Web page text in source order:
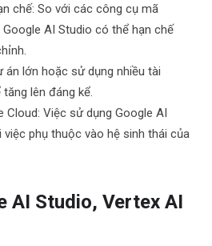
chế: So với các công cụ mã
AI Studio có thể hạn chế
án lớn hoặc sử dụng nhiều tài
lên đáng kể.
Cloud: Việc sử dụng Google AI
phụ thuộc vào hệ sinh thái của
AI Studio, Vertex AI